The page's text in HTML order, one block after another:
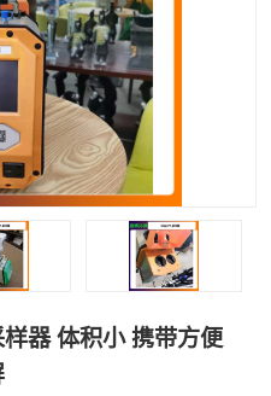
器 体积小 携带方便
LB-7035油气回收
大气环境采样器
LB-62便携式烟气分析仪
大气采样器